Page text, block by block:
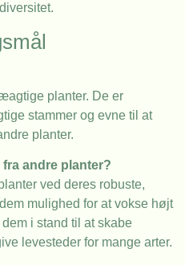
planter. De er
stammer og evne til at
planter.
andre planter?
ved deres robuste,
mulighed for at vokse højt
i stand til at skabe
levesteder for mange arter.